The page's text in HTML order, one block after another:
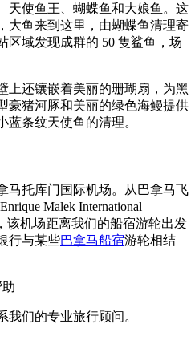
天使鱼王、蝴蝶鱼和大娘鱼。这
大鱼来到这里，由蝴蝶鱼清理寄
区域发现成群的 50 隻鲨鱼，场
上还镶嵌着美丽的珊瑚扇，为黑
豪猪河豚和美丽的绿色海鳗提供
蓝条纹天使鱼的清理。
马托库门国际机场。从巴拿马飞
Malek International
该机场距离我们的船宿游轮出发
行与某些巴拿马船宿游轮相结
们的专业旅行顾问。